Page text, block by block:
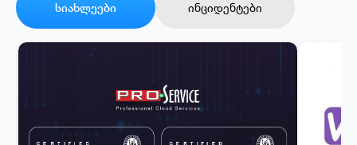
სიახლეები ინციდენტები